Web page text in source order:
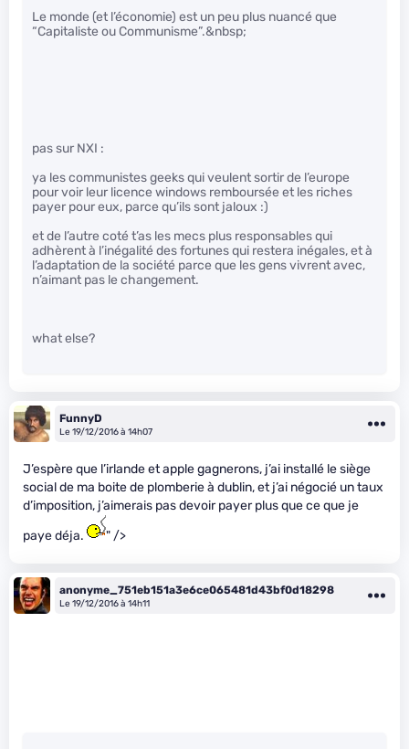
Le monde (et l’économie) est un peu plus nuancé que
“Capitaliste ou Communisme”.&nbsp;
pas sur NXI :
ya les communistes geeks qui veulent sortir de l’europe
pour voir leur licence windows remboursée et les riches
payer pour eux, parce qu’ils sont jaloux :)
et de l’autre coté t’as les mecs plus responsables qui
adhèrent à l’inégalité des fortunes qui restera inégales, et à
l’adaptation de la société parce que les gens vivrent avec,
n’aimant pas le changement.
what else?
FunnyD
Le 19/12/2016 à 14h07
J’espère que l’irlande et apple gagnerons, j’ai installé le siège
social de ma boite de plomberie à dublin, et j’ai négocié un taux
d’imposition, j’aimerais pas devoir payer plus que ce que je
paye déja.
" />
anonyme_751eb151a3e6ce065481d43bf0d18298
Le 19/12/2016 à 14h11